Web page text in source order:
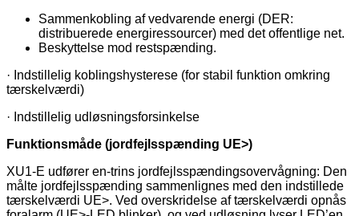
Sammenkobling af vedvarende energi (DER:
distribuerede energiressourcer) med det offentlige net.
Beskyttelse mod restspænding.
· Indstillelig koblingshysterese (for stabil funktion omkring
tærskelværdi)
· Indstillelig udløsningsforsinkelse
Funktionsmåde (jordfejlsspænding UE>)
XU1-E udfører en-trins jordfejlsspændingsovervågning: Den
målte jordfejlsspænding sammenlignes med den indstillede
tærskelværdi UE>. Ved overskridelse af tærskelværdi opnås